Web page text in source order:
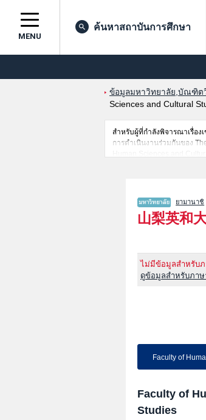
MENU
ค้นหาสถาบันการศึกษา
ข้อมูลมหาวิทยาลัย,บัณฑิต
Sciences and Cultural
สำหรับผู้ที่กำลังพิจารณาเรื่อง
การดำเนินงานร่วมกันของ
Human Sciences and
ยามานาชิ
山梨英和
ไม่มีข้อมูลสำหรับภ
ดูข้อมูลสำหรับภา
Faculty of
Studies